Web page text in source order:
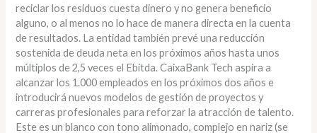
reciclar los residuos cuesta dinero y no genera beneficio
alguno, o al menos no lo hace de manera directa en la cuenta
de resultados. La entidad también prevé una reducción
sostenida de deuda neta en los próximos años hasta unos
múltiplos de 2,5 veces el Ebitda. CaixaBank Tech aspira a
alcanzar los 1.000 empleados en los próximos dos años e
introducirá nuevos modelos de gestión de proyectos y
carreras profesionales para reforzar la atracción de talento.
Este es un blanco con tono alimonado, complejo en nariz (se